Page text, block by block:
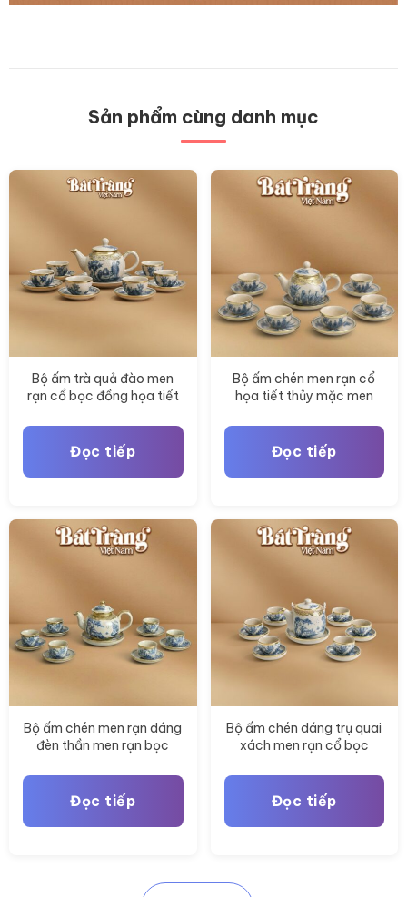
Sản phẩm cùng danh mục
Bộ ấm trà quả đào men
rạn cổ bọc đồng họa tiết
Đọc tiếp
Bộ ấm chén men rạn cổ
họa tiết thủy mặc men
Đọc tiếp
Bộ ấm chén men rạn dáng
đèn thần men rạn bọc
Đọc tiếp
Bộ ấm chén dáng trụ quai
xách men rạn cổ bọc
Đọc tiếp